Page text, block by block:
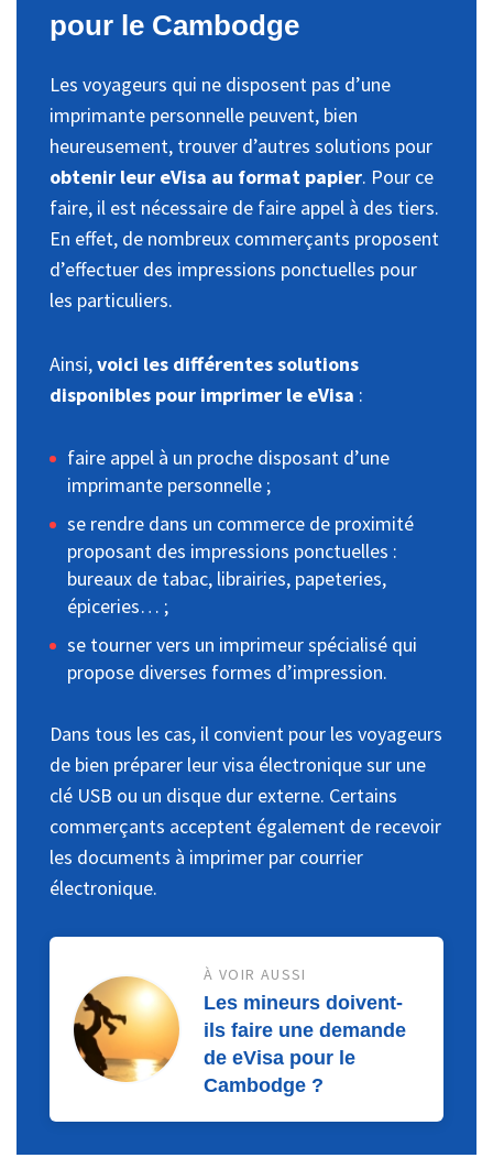
pour le Cambodge
Les voyageurs qui ne disposent pas d’une
imprimante personnelle peuvent, bien
heureusement, trouver d’autres solutions pour
obtenir leur eVisa au format papier. Pour ce
faire, il est nécessaire de faire appel à des tiers.
En effet, de nombreux commerçants proposent
d’effectuer des impressions ponctuelles pour
les particuliers.
Ainsi,voici les différentes solutions
disponibles pour imprimer le eVisa :
faire appel à un proche disposant d’une
imprimante personnelle ;
se rendre dans un commerce de proximité
proposant des impressions ponctuelles :
bureaux de tabac, librairies, papeteries,
épiceries… ;
se tourner vers un imprimeur spécialisé qui
propose diverses formes d’impression.
Dans tous les cas, il convient pour les voyageurs
de bien préparer leur visa électronique sur une
clé USB ou un disque dur externe. Certains
commerçants acceptent également de recevoir
les documents à imprimer par courrier
électronique.
À VOIR AUSSI
Les mineurs doivent-
ils faire une demande
de eVisa pour le
Cambodge ?